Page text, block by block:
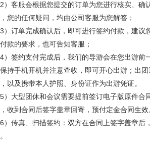
2）客服会根据您提交的订单为您进行核实、
您的任何疑问，均由公司客服为您解答；
3）订单完成确认后，即可进行签约付款，建
款的要求，也可告知客服；
4）签约支付完成后，我们的导游会在您出游
持手机开机并注意查收，即可开心出游；出
以及携带本人护照、身份证作为出游凭证。
5）大型团休和会议需要提前签订电子版原件
收到合同后签字盖章回寄，预付定金合同生效
6）传真、扫描签约：双方在合同上签字盖章